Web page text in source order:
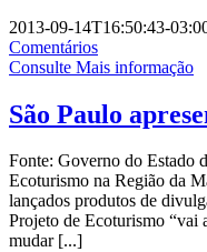
2013-09-14T16:50:43-
Comentários
Consulte Mais informação
São Paulo
Fonte: Governo do Estado
Ecoturismo na Região da
lançados produtos de
Projeto de Ecoturismo “vai
mudar [...]